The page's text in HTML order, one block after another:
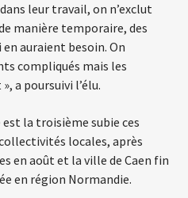
leur travail, on n’exclut
manière temporaire, des
auraient besoin. On
compliqués mais les
a poursuivi l’élu.
la troisième subie ces
locales, après
en août et la ville de Caen fin
en région Normandie.